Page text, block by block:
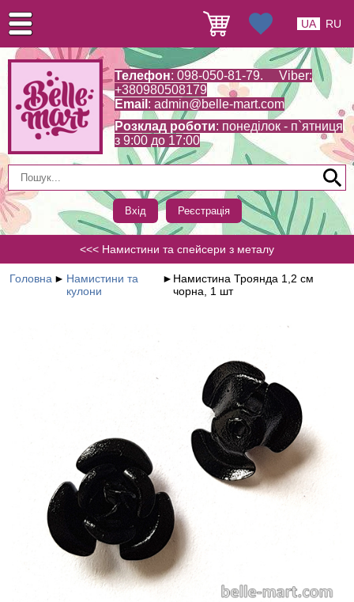
Телефон: 098-050-81-79. Viber:
+380980508179
Email : admin@belle-mart.com
Розклад роботи: понеділок - п`ятниця
з 9:00 до 17:00
Вхід Реєстрація
UA RU
<<< Намистини та спейсери з металу
Головна ► Намистини та
кулони
► Намистина Троянда 1,2 см
чорна, 1 шт